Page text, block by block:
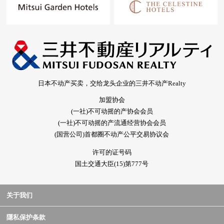
日本不动产买卖，交给龙头企业的三井不动产Realty
加盟协会
(一社)不可动摇的产协会会员
(一社)不可动摇的产流通经营协会会员
(国营公司)首都圈不动产公平交易协议会
许可的证号码
国土交通大臣(15)第777号
关于我们
隱私保护条款